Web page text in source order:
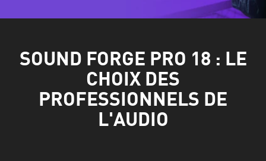
SOUND FORGE PRO 18 : LE
CHOIX DES
PROFESSIONNELS DE
L'AUDIO